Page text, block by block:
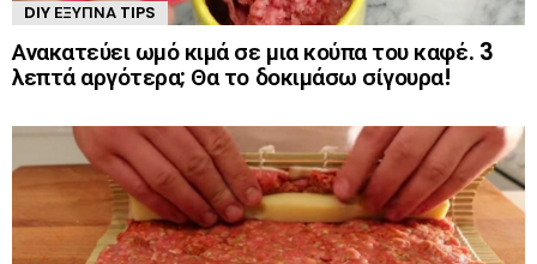
DIY ΈΞΥΠΝΑ TIPS
Ανακατεύει ωμό κιμά σε μια κούπα του καφέ. 3
λεπτά αργότερα; Θα το δοκιμάσω σίγουρα!